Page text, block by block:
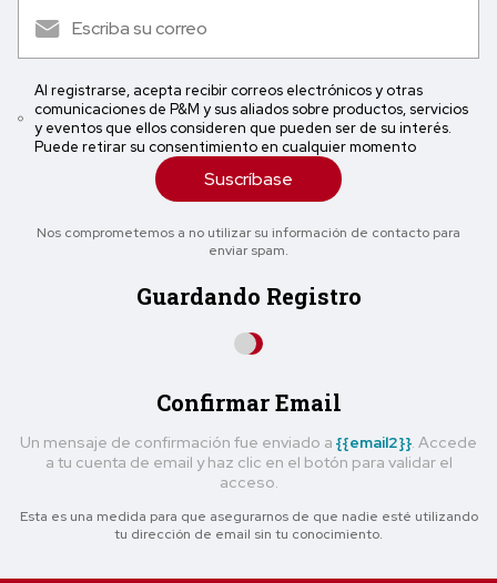
Al registrarse, acepta recibir correos electrónicos y otras
comunicaciones de P&M y sus aliados sobre productos, servicios
y eventos que ellos consideren que pueden ser de su interés.
Puede retirar su consentimiento en cualquier momento
Suscríbase
Nos comprometemos a no utilizar su información de contacto para
enviar spam.
Guardando Registro
Confirmar Email
Un mensaje de confirmación fue enviado a {{email2}} . Accede
a tu cuenta de email y haz clic en el botón para validar el
acceso.
Esta es una medida para que asegurarnos de que nadie esté utilizando
tu dirección de email sin tu conocimiento.